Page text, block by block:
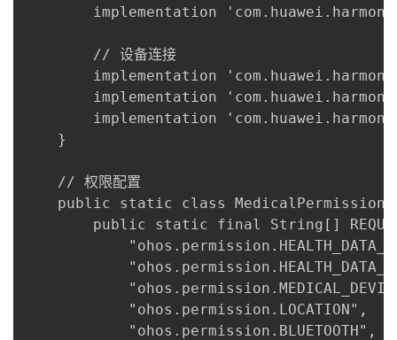
implementation
        // 设备连接
implementation
implementation
implementation
    }
    // 权限配置
public static class
public static final String[]
            "ohos.permission.LOCATION",
            "ohos.permission.BLUETOOTH",